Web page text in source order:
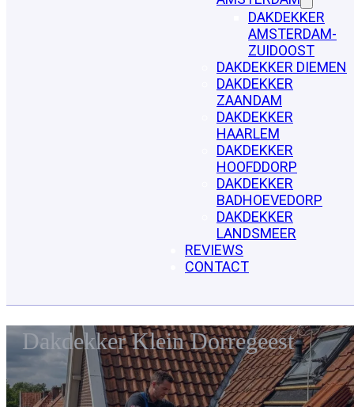
DAKDEKKER
AMSTERDAM-
ZUIDOOST
DAKDEKKER DIEMEN
DAKDEKKER
ZAANDAM
DAKDEKKER
HAARLEM
DAKDEKKER
HOOFDDORP
DAKDEKKER
BADHOEVEDORP
DAKDEKKER
LANDSMEER
REVIEWS
CONTACT
Dakdekker Klein Dorregeest